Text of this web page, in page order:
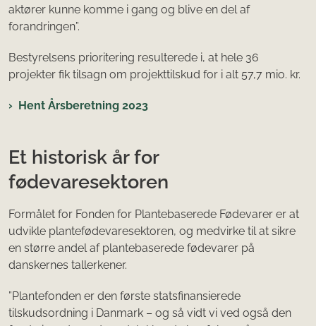
aktører kunne komme i gang og blive en del af
forandringen”.
Bestyrelsens prioritering resulterede i, at hele 36
projekter fik tilsagn om projekttilskud for i alt 57,7 mio. kr.
Hent Årsberetning 2023
Et historisk år for
fødevaresektoren
Formålet for Fonden for Plantebaserede Fødevarer er at
udvikle plantefødevaresektoren, og medvirke til at sikre
en større andel af plantebaserede fødevarer på
danskernes tallerkener.
”Plantefonden er den første statsfinansierede
tilskudsordning i Danmark – og så vidt vi ved også den